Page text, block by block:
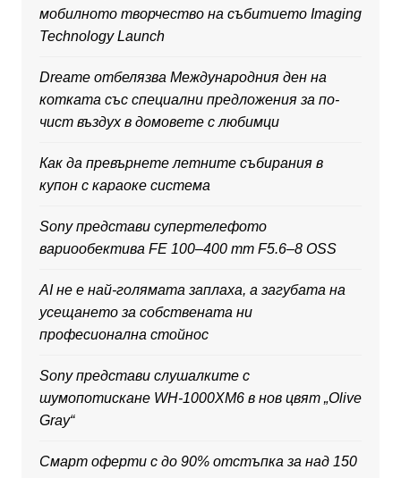
мобилното творчество на събитието Imaging
Technology Launch
Dreame отбелязва Международния ден на
котката със специални предложения за по-
чист въздух в домовете с любимци
Как да превърнете летните събирания в
купон с караоке система
Sony представи супертелефото
вариообектива FE 100–400 mm F5.6–8 OSS
AI не е най-голямата заплаха, а загубата на
усещането за собствената ни
професионална стойнос
Sony представи слушалките с
шумопотискане WH-1000XM6 в нов цвят „Olive
Gray“
Смарт оферти с до 90% отстъпка за над 150